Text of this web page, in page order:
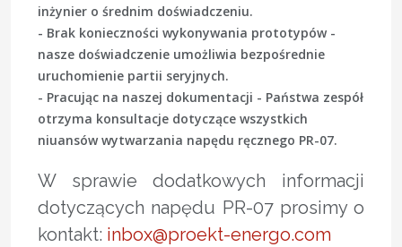
inżynier o średnim doświadczeniu.
- Brak konieczności wykonywania prototypów -
nasze doświadczenie umożliwia bezpośrednie
uruchomienie partii seryjnych.
- Pracując na naszej dokumentacji - Państwa zespół
otrzyma konsultacje dotyczące wszystkich
niuansów wytwarzania napędu ręcznego PR-07.
W sprawie dodatkowych informacji
dotyczących napędu PR-07 prosimy o
kontakt: inbox@proekt-energo.com